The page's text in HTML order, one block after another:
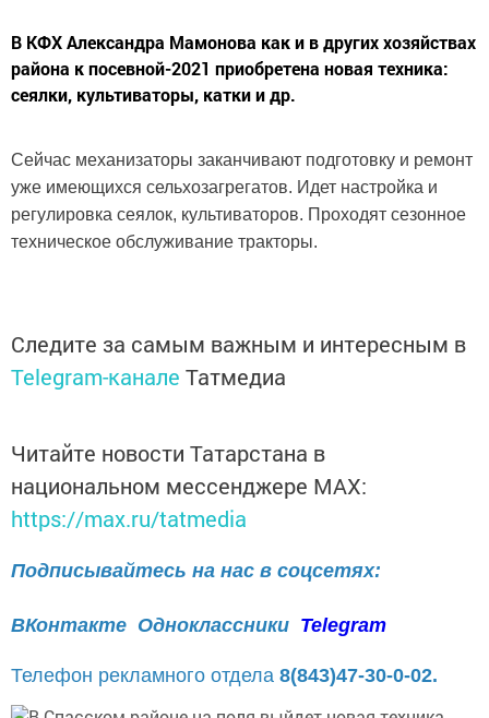
В КФХ Александра Мамонова как и в других хозяйствах
района к посевной-2021 приобретена новая техника:
сеялки, культиваторы, катки и др.
Сейчас механизаторы заканчивают подготовку и ремонт
уже имеющихся сельхозагрегатов. Идет настройка и
регулировка сеялок, культиваторов. Проходят сезонное
техническое обслуживание тракторы.
Следите за самым важным и интересным в
Telegram-канале Татмедиа
Читайте новости Татарстана в
национальном мессенджере MАХ:
https://max.ru/tatmedia
Подписывайтесь на нас в соцсетях:
ВКонтакте Одноклассники Telegram
Телефон рекламного отдела 8(843)47-30-0-02.